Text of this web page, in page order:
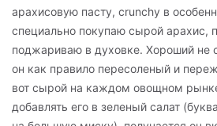
арахисовую пасту, crunchy в
специально покупаю сырой арахис,
поджариваю в духовке. Хороший не
он как правило пересоленый и
вот сырой на каждом овощном
добавлять его в зеленый салат